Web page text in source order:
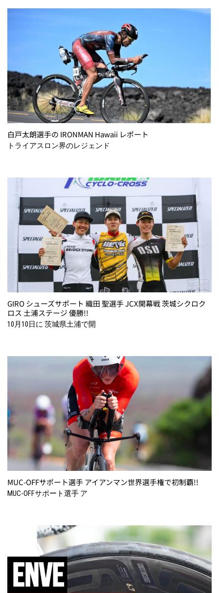
白戸太朗選手の IRONMAN Hawaii レポート
トライアスロン界のレジェンド
GIRO シューズサポート 織田 聖選手 JCX開幕戦 茨城シクロク
ロス 土浦ステージ 優勝!!
10月10日に 茨城県土浦で開
MUC-OFFサポート選手 アイアンマン世界選手権で初制覇!!
MUC-OFFサポート選手 ア